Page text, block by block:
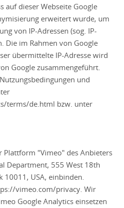
auf dieser Webseite Google
erweitert wurde, um
von IP-Adressen (sog. IP-
Die im Rahmen von Google
übermittelte IP-Adresse wird
Google zusammengeführt.
und
terms/de.html bzw. unter
Plattform "Vimeo" des Anbieters
Department, 555 West 18th
10011, USA, einbinden.
vimeo.com/privacy. Wir
Google Analytics einsetzen